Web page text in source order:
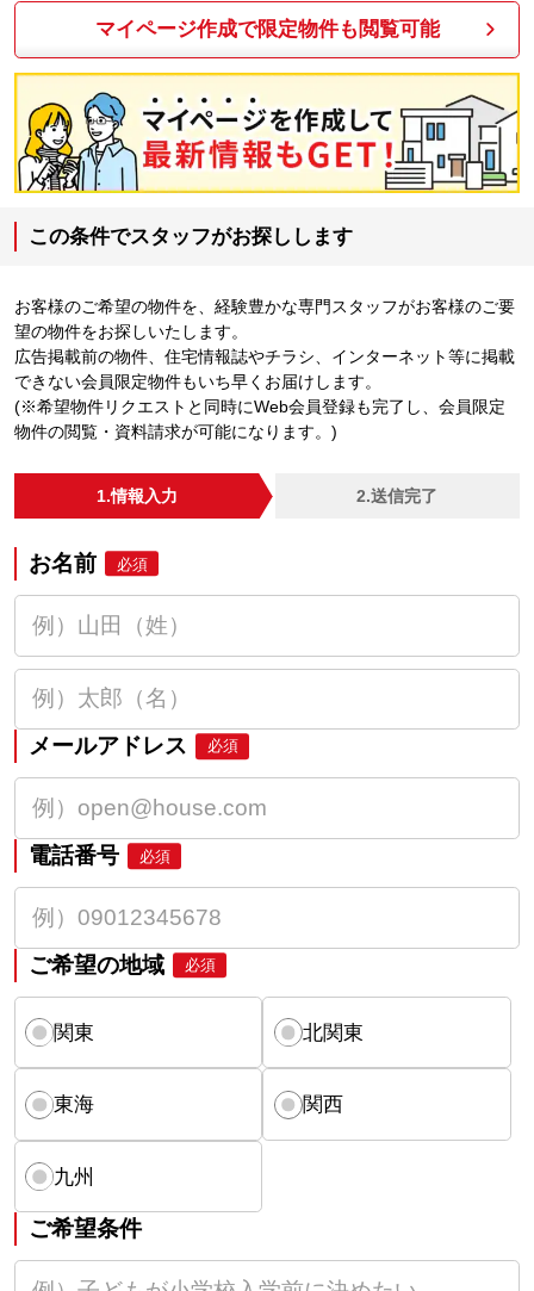
マイページ作成で限定物件も閲覧可能
この条件でスタッフがお探しします
お客様のご希望の物件を、経験豊かな専門スタッフがお客様のご要
望の物件をお探しいたします。
広告掲載前の物件、住宅情報誌やチラシ、インターネット等に掲載
できない会員限定物件もいち早くお届けします。
(※希望物件リクエストと同時にWeb会員登録も完了し、会員限定
物件の閲覧・資料請求が可能になります。)
1.情報入力 2.送信完了
お名前 必須
メールアドレス 必須
電話番号 必須
ご希望の地域 必須
関東 北関東
東海 関西
九州
ご希望条件